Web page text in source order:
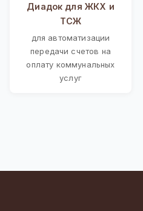
Диадок для ЖКХ и
ТСЖ
для автоматизации
передачи счетов на
оплату коммунальных
услуг